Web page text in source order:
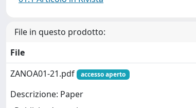
File in questo prodotto:
File
ZANOA01-21.pdf
accesso aperto
Descrizione: Paper